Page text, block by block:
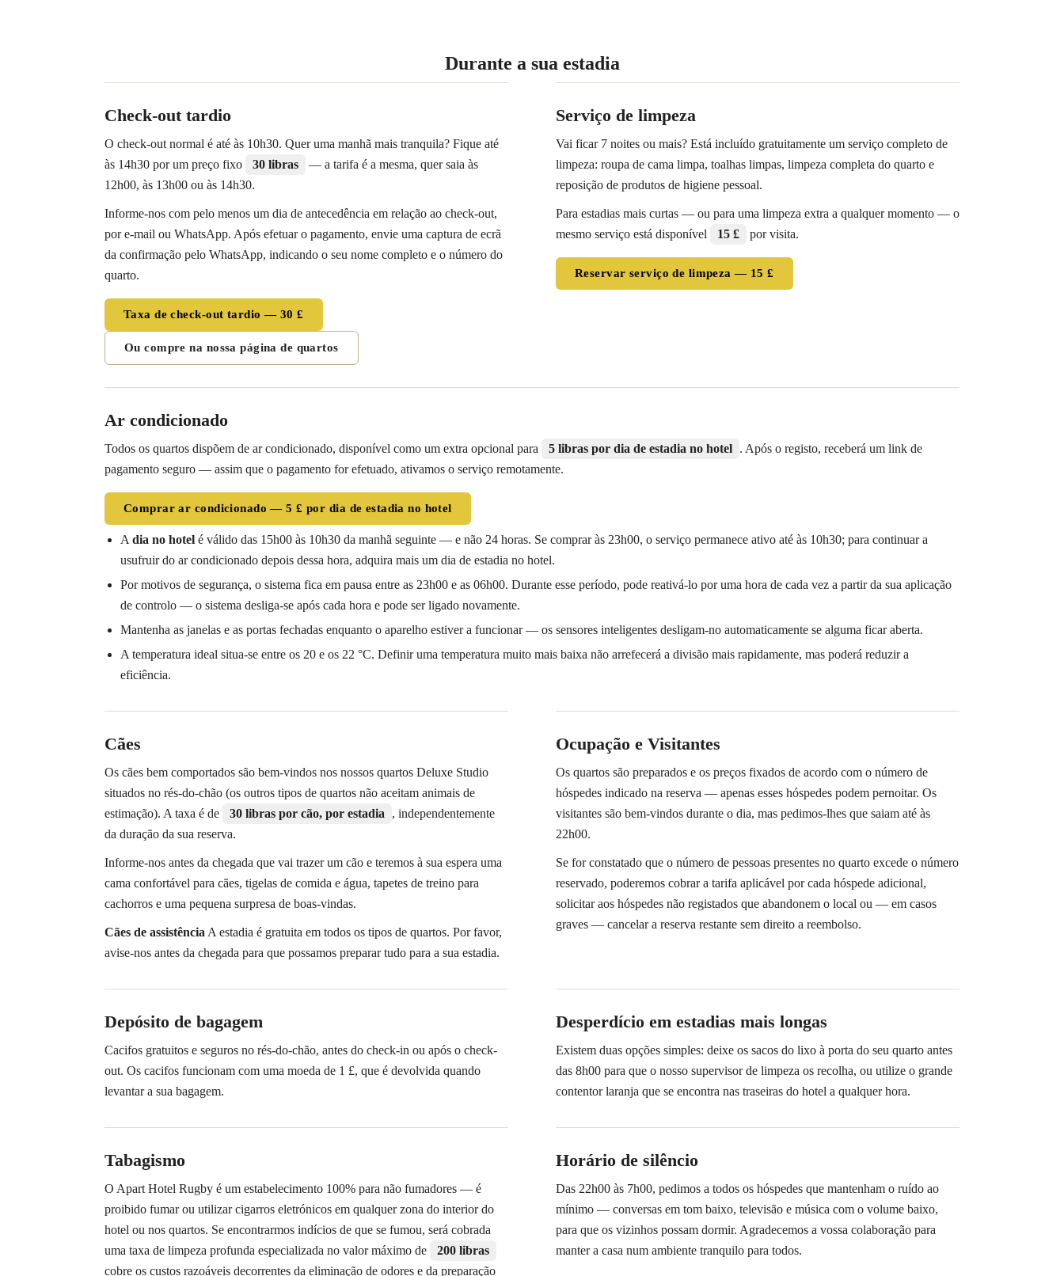
Durante a sua estadia
Check-out tardio
O check-out normal é até às 10h30. Quer uma manhã mais tranquila? Fique até
às 14h30 por um preço fixo
30 libras
— a tarifa é a mesma, quer saia às
12h00, às 13h00 ou às 14h30.
Informe-nos com pelo menos um dia de antecedência em relação ao check-out,
por e-mail ou WhatsApp. Após efetuar o pagamento, envie uma captura de ecrã
da confirmação pelo WhatsApp, indicando o seu nome completo e o número do
quarto.
Taxa de check-out tardio — 30 £
Ou compre na nossa página de quartos
Serviço de limpeza
Vai ficar 7 noites ou mais? Está incluído gratuitamente um serviço completo de
limpeza: roupa de cama limpa, toalhas limpas, limpeza completa do quarto e
reposição de produtos de higiene pessoal.
Para estadias mais curtas — ou para uma limpeza extra a qualquer momento — o
mesmo serviço está disponível
15 £ por visita.
Reservar serviço de limpeza — 15 £
Ar condicionado
Todos os quartos dispõem de ar condicionado, disponível como um extra opcional para 5 libras por dia de estadia no hotel . Após o registo, receberá um link de
pagamento seguro — assim que o pagamento for efetuado, ativamos o serviço remotamente.
Comprar ar condicionado — 5 £ por dia de estadia no hotel
A dia no hotel é válido das 15h00 às 10h30 da manhã seguinte — e não 24 horas. Se comprar às 23h00, o serviço permanece ativo até às 10h30; para continuar a
usufruir do ar condicionado depois dessa hora, adquira mais um dia de estadia no hotel.
Por motivos de segurança, o sistema fica em pausa entre as 23h00 e as 06h00. Durante esse período, pode reativá-lo por uma hora de cada vez a partir da sua aplicação
de controlo — o sistema desliga-se após cada hora e pode ser ligado novamente.
Mantenha as janelas e as portas fechadas enquanto o aparelho estiver a funcionar — os sensores inteligentes desligam-no automaticamente se alguma ficar aberta.
A temperatura ideal situa-se entre os 20 e os 22 °C. Definir uma temperatura muito mais baixa não arrefecerá a divisão mais rapidamente, mas poderá reduzir a
eficiência.
Cães
Os cães bem comportados são bem-vindos nos nossos quartos Deluxe Studio
situados no rés-do-chão (os outros tipos de quartos não aceitam animais de
estimação). A taxa é de
30 libras por cão, por estadia
, independentemente
da duração da sua reserva.
Informe-nos antes da chegada que vai trazer um cão e teremos à sua espera uma
cama confortável para cães, tigelas de comida e água, tapetes de treino para
cachorros e uma pequena surpresa de boas-vindas.
Cães de assistência A estadia é gratuita em todos os tipos de quartos. Por favor,
avise-nos antes da chegada para que possamos preparar tudo para a sua estadia.
Ocupação e Visitantes
Os quartos são preparados e os preços fixados de acordo com o número de
hóspedes indicado na reserva — apenas esses hóspedes podem pernoitar. Os
visitantes são bem-vindos durante o dia, mas pedimos-lhes que saiam até às
22h00.
Se for constatado que o número de pessoas presentes no quarto excede o número
reservado, poderemos cobrar a tarifa aplicável por cada hóspede adicional,
solicitar aos hóspedes não registados que abandonem o local ou — em casos
graves — cancelar a reserva restante sem direito a reembolso.
Depósito de bagagem
Cacifos gratuitos e seguros no rés-do-chão, antes do check-in ou após o check-
out. Os cacifos funcionam com uma moeda de 1 £, que é devolvida quando
levantar a sua bagagem.
Desperdício em estadias mais longas
Existem duas opções simples: deixe os sacos do lixo à porta do seu quarto antes
das 8h00 para que o nosso supervisor de limpeza os recolha, ou utilize o grande
contentor laranja que se encontra nas traseiras do hotel a qualquer hora.
Tabagismo
O Apart Hotel Rugby é um estabelecimento 100% para não fumadores — é
proibido fumar ou utilizar cigarros eletrónicos em qualquer zona do interior do
hotel ou nos quartos. Se encontrarmos indícios de que se fumou, será cobrada
uma taxa de limpeza profunda especializada no valor máximo de
200 libras
cobre os custos razoáveis decorrentes da eliminação de odores e da preparação
Horário de silêncio
Das 22h00 às 7h00, pedimos a todos os hóspedes que mantenham o ruído ao
mínimo — conversas em tom baixo, televisão e música com o volume baixo,
para que os vizinhos possam dormir. Agradecemos a vossa colaboração para
manter a casa num ambiente tranquilo para todos.